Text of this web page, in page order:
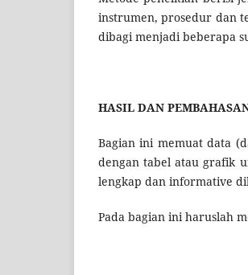
instrumen, prosedur dan
dibagi menjadi beberapa
HASIL DAN
Bagian ini memuat data
dengan tabel atau grafik
lengkap dan informative
Pada bagian ini haruslah